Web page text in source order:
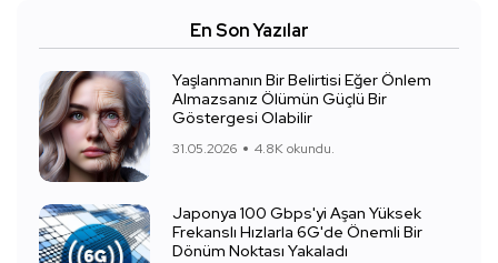
En Son Yazılar
Yaşlanmanın Bir Belirtisi Eğer Önlem
Almazsanız Ölümün Güçlü Bir
Göstergesi Olabilir
31.05.2026 4.8K okundu.
Japonya 100 Gbps'yi Aşan Yüksek
Frekanslı Hızlarla 6G'de Önemli Bir
Dönüm Noktası Yakaladı